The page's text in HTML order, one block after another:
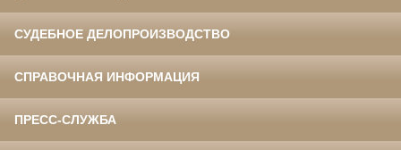
СУДЕБНОЕ ДЕЛОПРОИЗВОДСТВО
СПРАВОЧНАЯ ИНФОРМАЦИЯ
ПРЕСС-СЛУЖБА